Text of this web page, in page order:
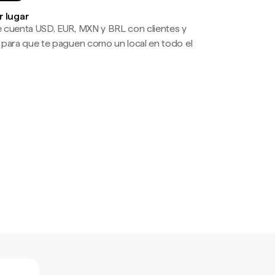
lugar
USD, EUR, MXN y BRL con clientes y
que te paguen como un local en todo el